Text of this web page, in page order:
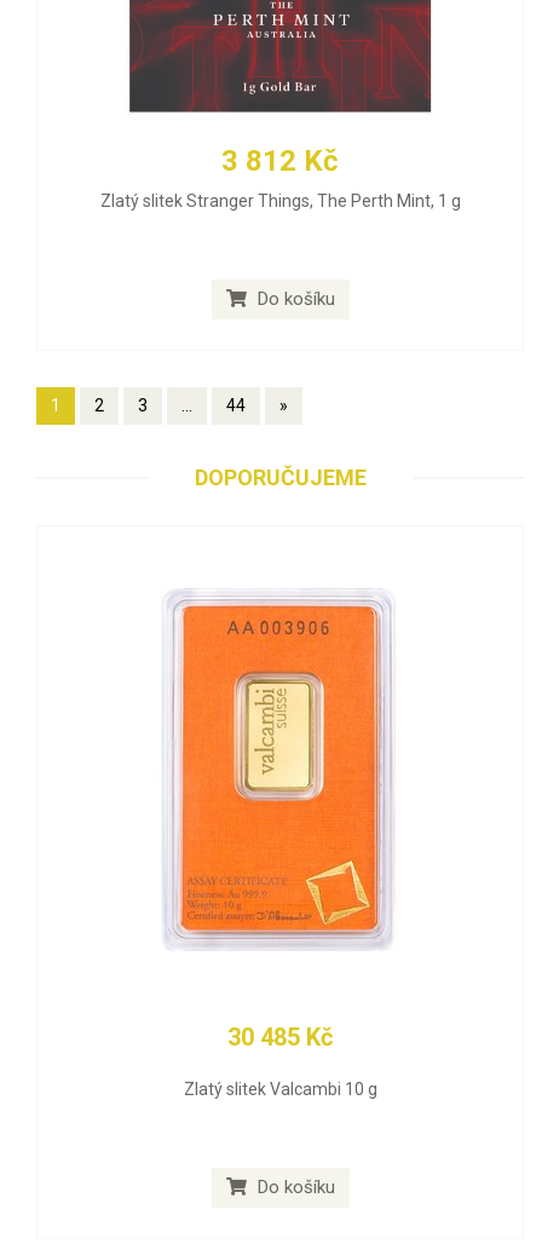
3 812 Kč
Zlatý slitek Stranger Things, The Perth Mint, 1 g
Do košíku
1 2 3 ... 44 »
DOPORUČUJEME
30 485 Kč
Zlatý slitek Valcambi 10 g
Do košíku